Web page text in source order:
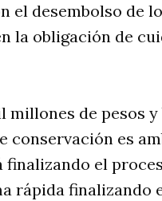
el desembolso de
la obligación de
de pesos
conservación es
finalizando el
rápida finalizando